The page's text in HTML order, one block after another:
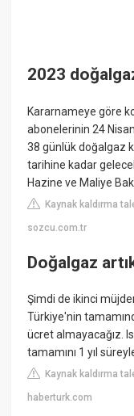
2023
Kararnameye göre
abonelerinin 24
38 günlük doğalgaz
tarihine kadar
Hazine ve Maliye
Kaynak kaldırma
sozcu.com.tr
Doğalgaz
Şimdi de ikinci
Türkiye'nin
ücret almayacağız.
tamamını 1 yıl
Kaynak kaldırma
haberturk.com